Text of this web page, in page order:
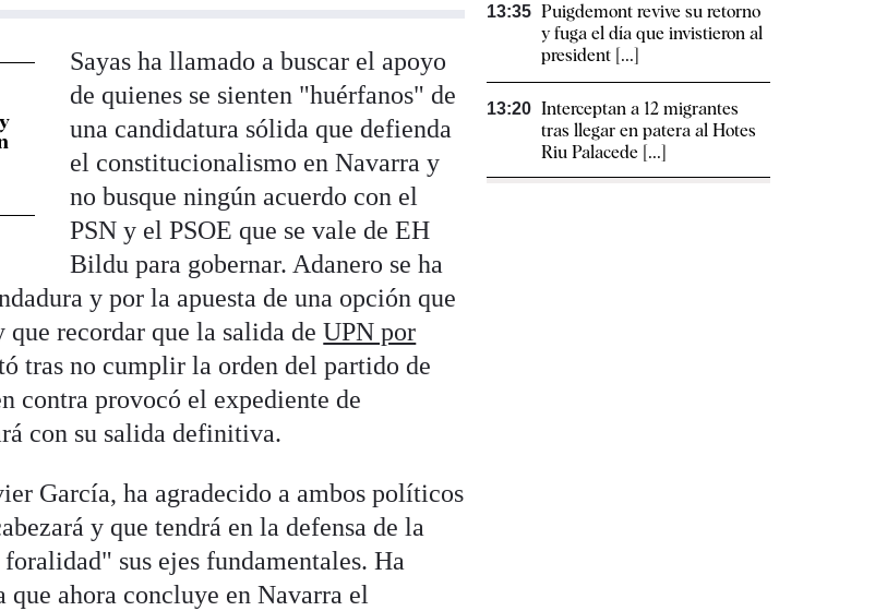
Sayas ha llamado a buscar el apoyo
de quienes se sienten "huérfanos" de
una candidatura sólida que defienda
el constitucionalismo en Navarra y
no busque ningún acuerdo con el
PSN y el PSOE que se vale de EH
Bildu para gobernar. Adanero se ha
y por la apuesta de una opción que
que recordar que la salida deUPN por
tras no cumplir la orden del partido de
contra provocó el expediente de
con su salida definitiva.
García, ha agradecido a ambos políticos
y que tendrá en la defensa de la
sus ejes fundamentales. Ha
ahora concluye en Navarra el
13:35 Puigdemont revive su retorno
y fuga el día que invistieron al
president [...]
13:20 Interceptan a 12 migrantes
tras llegar en patera al Hotes
Riu Palacede [...]